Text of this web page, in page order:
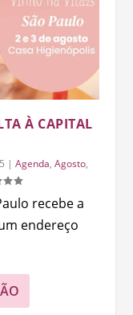
À CAPITAL
|Agenda,Agosto,
recebe a
endereço